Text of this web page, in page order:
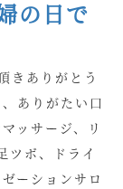
の日で
きありがとう
ありがたい口
ッサージ、リ
ツボ、ドライ
ーションサロ